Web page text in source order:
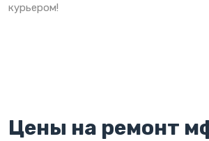
курьером!
Цены на ремонт